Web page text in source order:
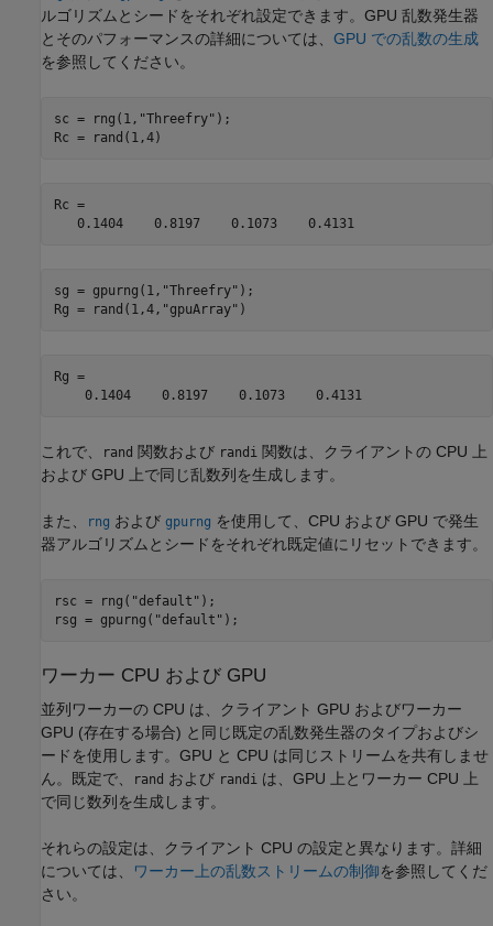
ルゴリズムとシードをそれぞれ設定できます。GPU 乱数発生器
とそのパフォーマンスの詳細については、 GPU での乱数の生成
を参照してください。
sc = rng(1, "Threefry" );
Rc = rand(1,4)
Rc =
   0.1404    0.8197    0.1073    0.4131
sg = gpurng(1, "Threefry" );
Rg = rand(1,4, "gpuArray"
Rg =
    0.1404    0.8197    0.1073    0.4131
これで、 rand 関数および randi 関数は、クライアントの CPU 上
および GPU 上で同じ乱数列を生成します。
また、 rng および gpurng を使用して、CPU および GPU で発生
器アルゴリズムとシードをそれぞれ既定値にリセットできます。
rsc = rng( "default" );
rsg = gpurng( "default" );
ワーカー CPU および GPU
並列ワーカーの CPU は、クライアント GPU およびワーカー
GPU (存在する場合) と同じ既定の乱数発生器のタイプおよびシ
ードを使用します。GPU と CPU は同じストリームを共有しませ
ん。既定で、
rand および randi は、GPU 上とワーカー CPU 上
で同じ数列を生成します。
それらの設定は、クライアント CPU の設定と異なります。詳細
については、
ワーカー上の乱数ストリームの制御を参照してくだ
さい。